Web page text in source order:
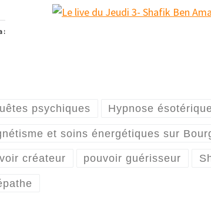
:
psychiques Hypnose
et soins énergétiques sur
créateur pouvoir guérisseur